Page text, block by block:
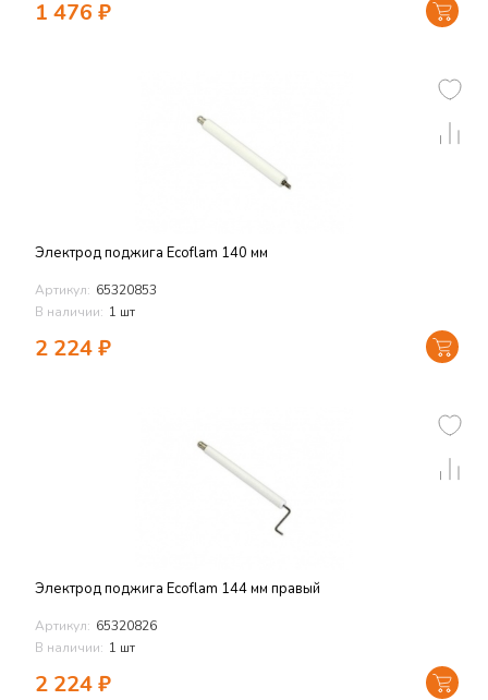
1 476 ₽
Электрод поджига Ecoflam 140 мм
Артикул: 65320853
В наличии: 1 шт
2 224₽
Электрод поджига Ecoflam 144 мм правый
Артикул: 65320826
В наличии: 1 шт
2 224₽